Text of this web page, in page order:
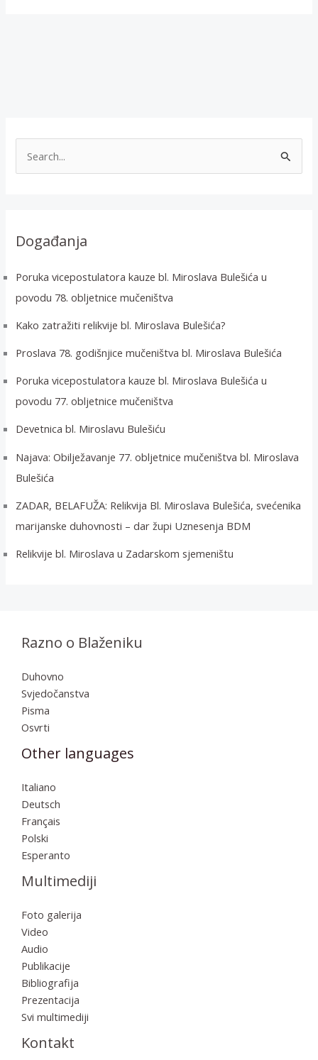
:Događanja
Poruka vicepostulatora kauze bl. Miroslava Bulešića u
povodu 78. obljetnice mučeništva
Kako zatražiti relikvije bl. Miroslava Bulešića?
Proslava 78. godišnjice mučeništva bl. Miroslava Bulešića
Poruka vicepostulatora kauze bl. Miroslava Bulešića u
povodu 77. obljetnice mučeništva
Devetnica bl. Miroslavu Bulešiću
Najava: Obilježavanje 77. obljetnice mučeništva bl. Miroslava
Bulešića
ZADAR, BELAFUŽA: Relikvija Bl. Miroslava Bulešića, svećenika
marijanske duhovnosti – dar župi Uznesenja BDM
Relikvije bl. Miroslava u Zadarskom sjemeništu
Razno o Blaženiku
Duhovno
Svjedočanstva
Pisma
Osvrti
Other languages
Italiano
Deutsch
Français
Polski
Esperanto
Multimediji
Foto galerija
Video
Audio
Publikacije
Bibliografija
Prezentacija
Svi multimediji
Kontakt